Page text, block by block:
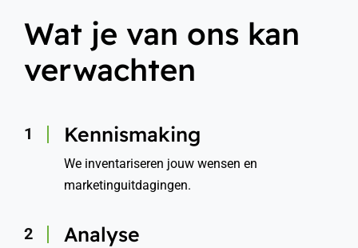
Wat je van ons kan
verwachten
Kennismaking
We inventariseren jouw wensen en
marketinguitdagingen.
Analyse